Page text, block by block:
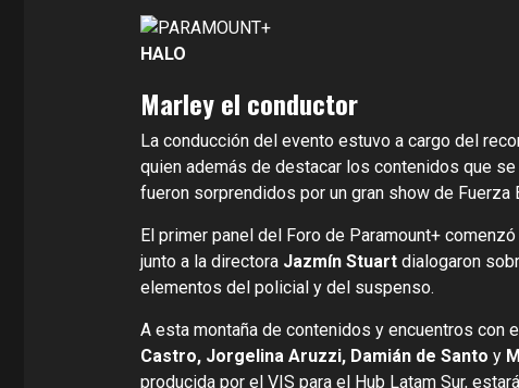
HALO
Marley el conductor
La conducción del evento estuvo a cargo del
quien además de destacar los contenidos que
fueron sorprendidos por un gran show de Fuerza
El primer panel del Foro de Paramount+
junto a la directoraJazmín Stuart dialogaron
elementos del policial y del suspenso.
A esta montaña de contenidos y encuentros
Castro, Jorgelina Aruzzi, Damián de Santo y
producida por el VIS para el Hub Latam Sur,